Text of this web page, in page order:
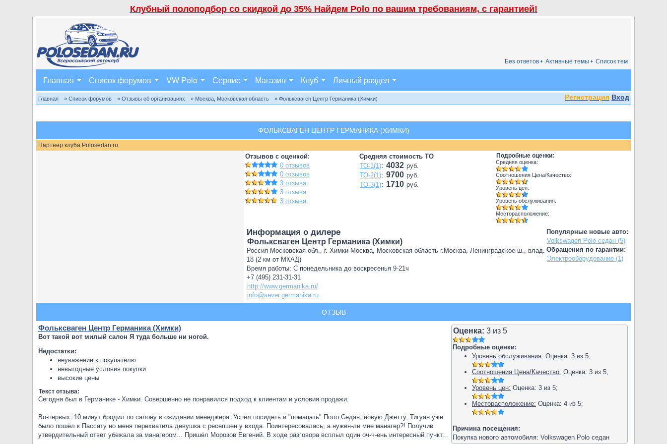
Клубный полоподбор со скидкой до 35% Найдем Polo по вашим требованиям, с гарантией!
Список тем
Активные темы •
Без ответов •
Главная Список форумов VW Polo Сервис Магазин Клуб Личный раздел
Регистрация Вход
Главная » Список форумов » Отзывы об организациях » Москва, Московская область » Фольксваген Центр Германика (Химки)
ФОЛЬКСВАГЕН ЦЕНТР ГЕРМАНИКА (ХИМКИ)
Партнер клуба Polosedan.ru
Отзывов с оценкой:
0 отзывов
0 отзывов
3 отзыва
3 отзыва
3 отзыва
Средняя стоимость ТО
ТО-1(1): 4032 руб.
ТО-2(1): 9700 руб.
ТО-3(1): 1710 руб.
Подробные оценки:
Средняя оценка:
Соотношения Цена/Качество:
Уровень цен:
Уровень обслуживания:
Месторасположение:
Популярные новые авто:
Volkswagen Polo седан (5)
Обращения по гарантии:
Электрооборудование (1)
Информация о дилере
Фольксваген Центр Германика (Химки)
Россия Московская обл., г. Химки Москва, Московская область г.Москва, Ленинградское ш., влад.
18 (2 км от МКАД)
Время работы: С понедельника до воскресенья 9-21ч
+7 (495) 231-31-31
http://www.germanika.ru/
info@sever.germanika.ru
ОТЗЫВ
Оценка: 3 из 5
Подробные оценки:
Уровень обслуживания: Оценка: 3 из 5;
Соотношения Цена/Качество: Оценка: 3 из 5;
Уровень цен: Оценка: 3 из 5;
Месторасположение: Оценка: 4 из 5;
Причина посещения:
Покупка нового автомобиля: Volkswagen Polo седан
Фольксваген Центр Германика (Химки)
Вот такой вот милый салон Я туда больше ни ногой.
Недостатки:
неуважение к покупателю
невыгодные условия покупки
высокие цены
Текст отзыва:
Сегодня был в Германике - Химки. Совершенно не понравился подход к клиентам и условия продажи.
Во-первых: 10 минут бродил по салону в ожидании менеджера. Успел посидеть и "помацать" Поло Седан, новую Джетту, Тигуан уже
было пошёл к Пассату но меня перехватила девушка с ресепшен у входа. Поинтересовалась, а нужен-ли мне манагер?! Получив
утвердительный ответ убежала за манагером... Пришёл Морозов Евгений. В ходе разговора всплыл один оч-ч-ень интересный пункт...